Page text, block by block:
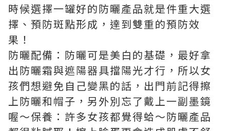
時候選擇一罐好的防曬產品就是件重大選
擇、預防斑點形成，達到雙重的預防效
果！
防曬配備：防曬可是美白的基礎，最好拿
出防曬霜與遮陽器具擋陽光才行，所以女
孩們想避免自己變黑的話，出門前記得擦
上防曬和帽子，另外別忘了戴上一副墨鏡
喔～保養：許多女孩都覺得蛤～防曬產品